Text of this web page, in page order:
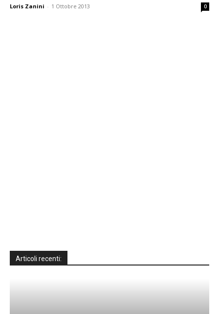
Loris Zanini - 1 Ottobre 2013 0
Articoli recenti: